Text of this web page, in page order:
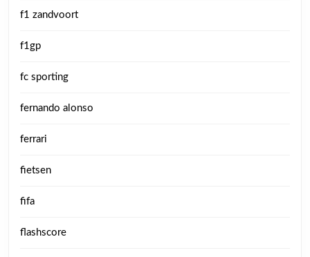
f1 zandvoort
f1gp
fc sporting
fernando alonso
ferrari
fietsen
fifa
flashscore